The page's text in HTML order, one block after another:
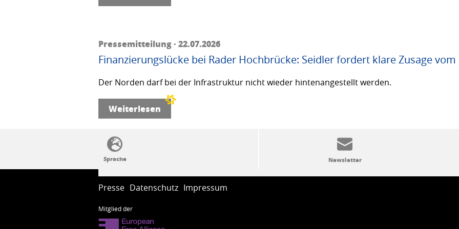
Pressemitteilung · 22.07.2026
Finanzierungslücke bei Rader Hochbrücke: Seidler fordert klare Zusage
Der Norden darf bei der Infrastruktur nicht wieder hintenangestellt werden.
Weiterlesen
SSW-Politik von A bis Z
Presse Datenschutz Impressum
Mitglied der